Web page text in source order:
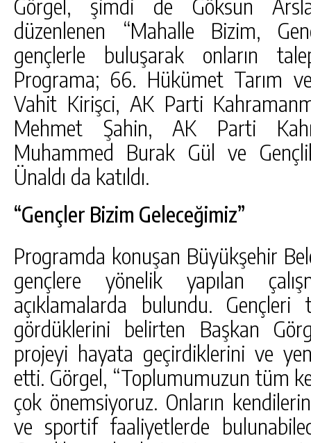
düzenlenen “Mahalle Bizim,
gençlerle buluşarak onların
Programa; 66. Hükümet Tarım
Vahit Kirişci, AK Parti
Mehmet Şahin, AK Parti
Muhammed Burak Gül ve
Ünaldı da katıldı.
“Gençler Bizim Geleceğimiz”
Programda konuşan Büyükşehir
gençlere yönelik yapılan
açıklamalarda bulundu.
gördüklerini belirten Başkan
projeyi hayata geçirdiklerini ve
etti. Görgel, “Toplumumuzun tüm
çok önemsiyoruz. Onların
ve sportif faaliyetlerde
GÜNLÜK HABER AKIŞI